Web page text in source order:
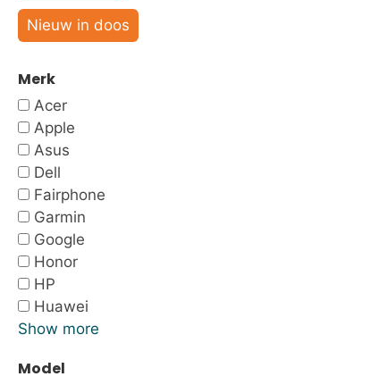
Nieuw in doos
Merk
Acer
Apple
Asus
Dell
Fairphone
Garmin
Google
Honor
HP
Huawei
Show more
Model